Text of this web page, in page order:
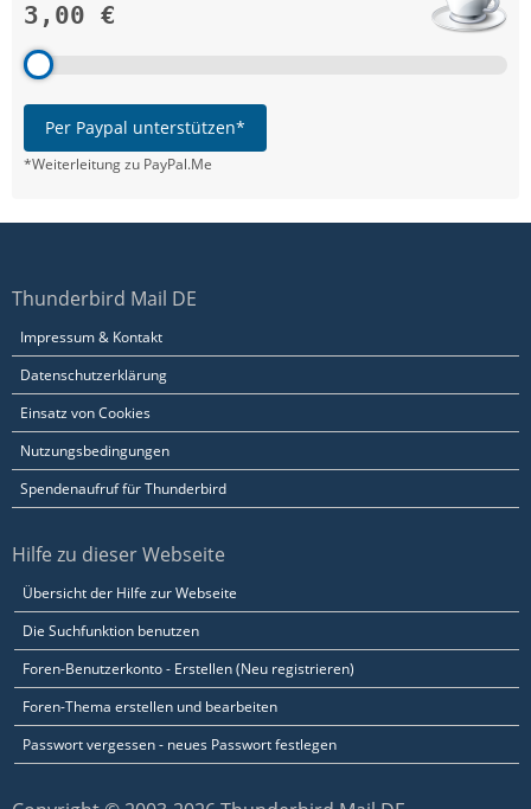
3,00 €
Per Paypal unterstützen*
*Weiterleitung zu PayPal.Me
Thunderbird Mail DE
Impressum & Kontakt
Datenschutzerklärung
Einsatz von Cookies
Nutzungsbedingungen
Spendenaufruf für Thunderbird
Hilfe zu dieser Webseite
Übersicht der Hilfe zur Webseite
Die Suchfunktion benutzen
Foren-Benutzerkonto - Erstellen (Neu registrieren)
Foren-Thema erstellen und bearbeiten
Passwort vergessen - neues Passwort festlegen